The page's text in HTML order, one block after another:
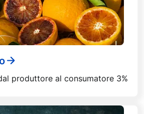
produttore al consumatore 3%